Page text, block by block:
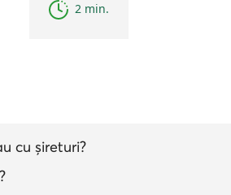
2 min.
cu șireturi?